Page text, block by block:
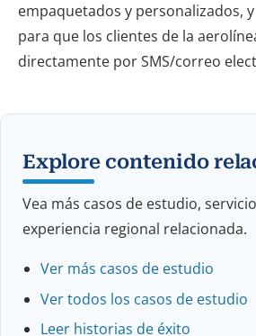
empaquetados y personalizados,
para que los clientes de la
directamente por SMS/correo
Explore contenido
Vea más casos de estudio,
experiencia regional relacionada.
Ver más casos de estudio
Ver todos los casos de estudio
Leer historias de éxito